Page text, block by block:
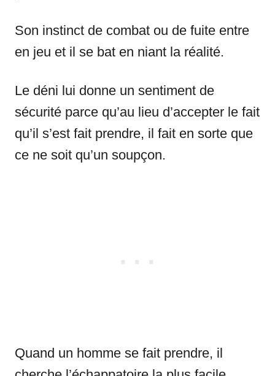
Son instinct de combat ou de fuite entre
en jeu et il se bat en niant la réalité.
Le déni lui donne un sentiment de
sécurité parce qu’au lieu d’accepter le fait
qu’il s’est fait prendre, il fait en sorte que
ce ne soit qu’un soupçon.
Quand un homme se fait prendre, il